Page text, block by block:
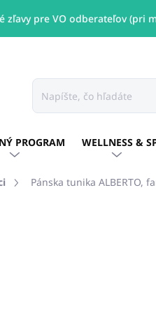
zľavy pre VO odberateľov (pri
PROGRAM WELLNESS &
Pánska tunika ALBERTO,